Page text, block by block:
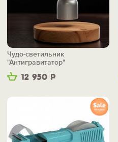
12 950 Р
Чудо-светильник
"Антигравитатор"